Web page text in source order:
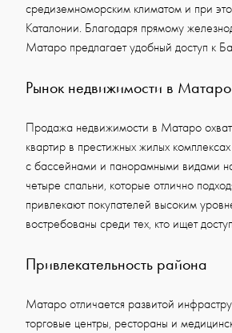
средиземноморским климатом и при
Каталонии. Благодаря прямому
Матаро предлагает удобный доступ к
Рынок недвижимости в Матаро
Продажа недвижимости в Матаро
квартир в престижных жилых
с бассейнами и панорамными видами
четыре спальни, которые отлично
привлекают покупателей высоким
востребованы среди тех, кто ищет
Привлекательность района
Матаро отличается развитой
торговые центры, рестораны и